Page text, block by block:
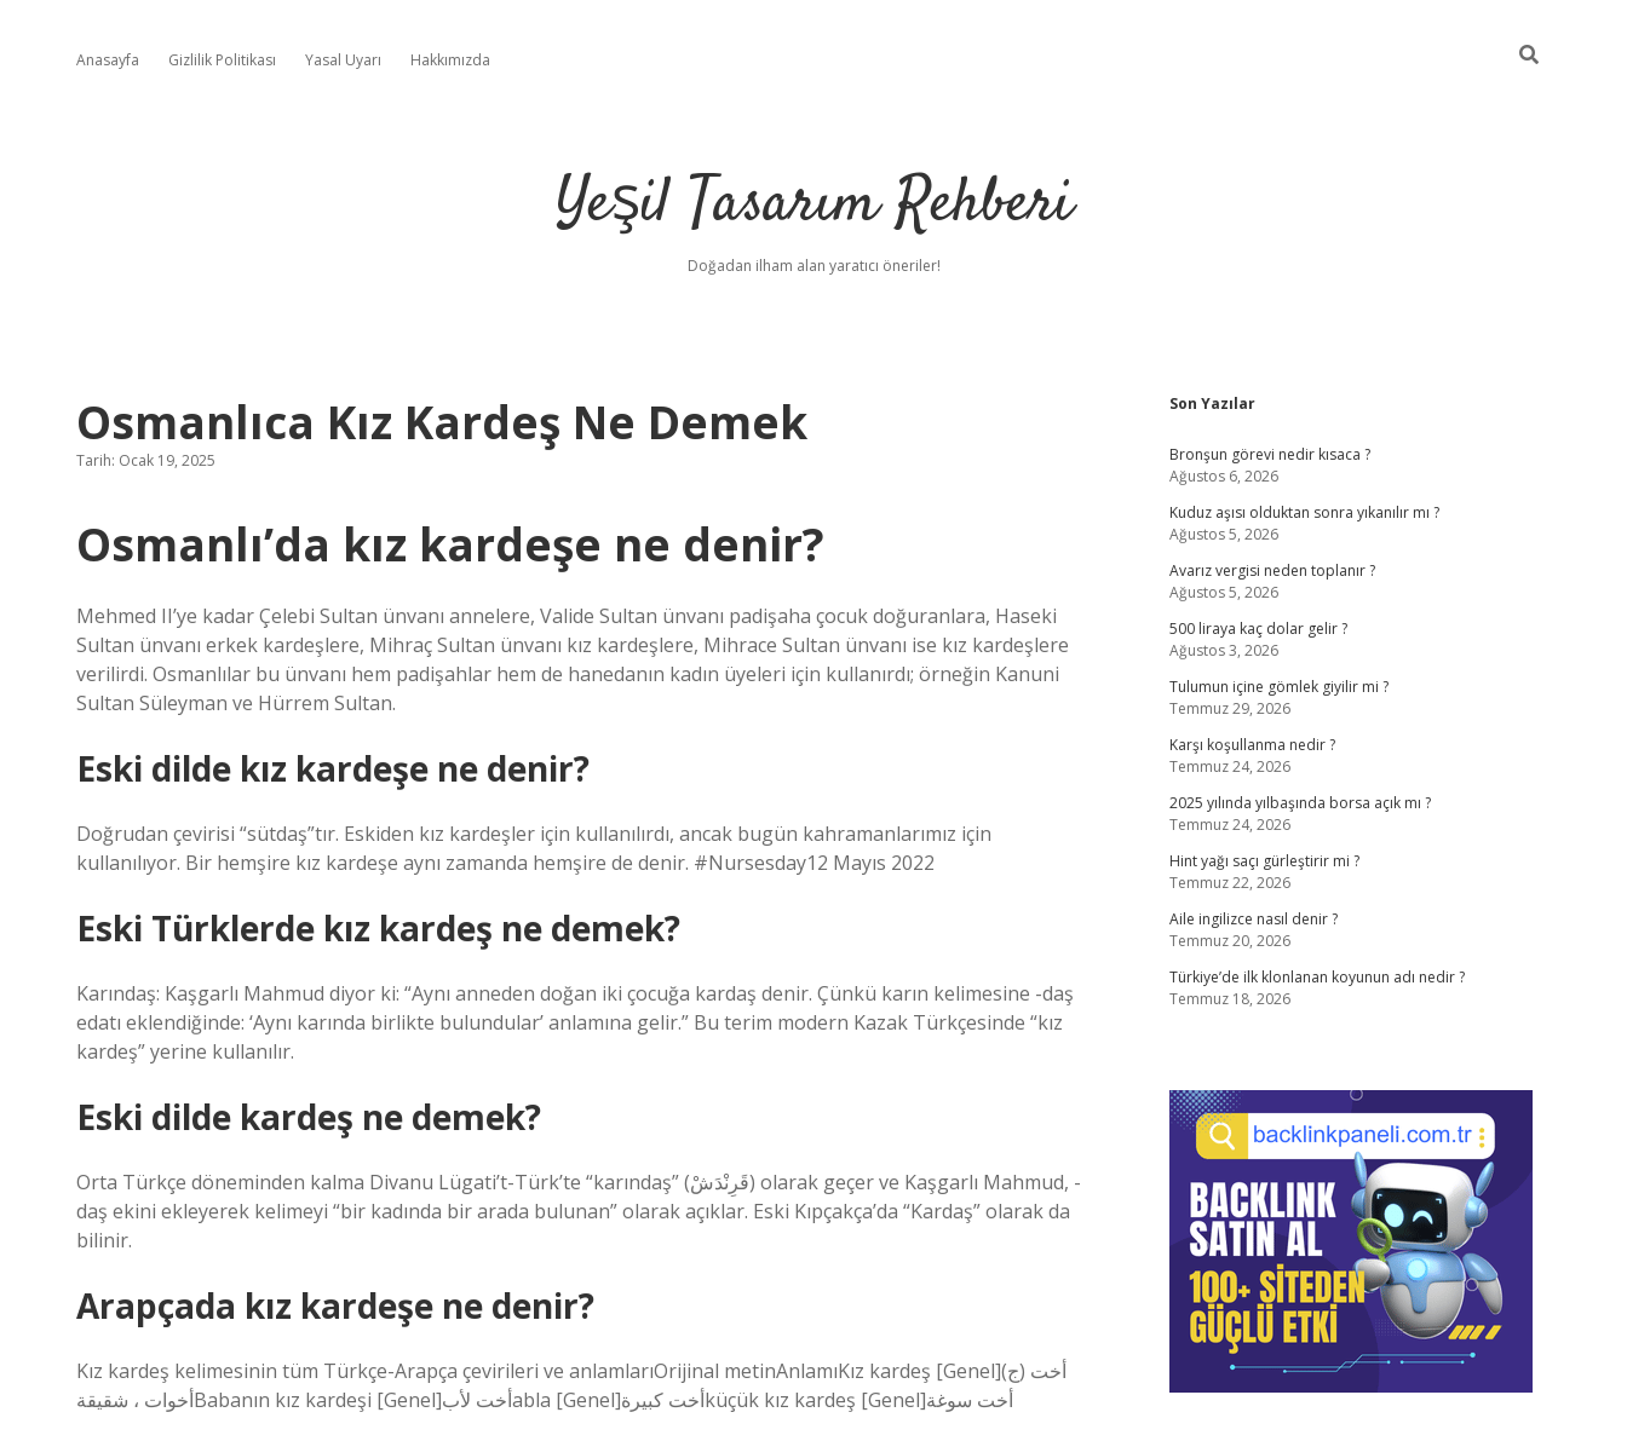
Anasayfa Gizlilik Politikası Yasal Uyarı Hakkımızda
Yeşil Tasarım Rehberi
Doğadan ilham alan yaratıcı öneriler!
Osmanlıca Kız Kardeş Ne Demek
Tarih: Ocak 19, 2025
Osmanlı’da kız kardeşe ne denir?
Mehmed II’ye kadar Çelebi Sultan ünvanı annelere, Valide Sultan ünvanı padişaha çocuk doğuranlara, Haseki
Sultan ünvanı erkek kardeşlere, Mihraç Sultan ünvanı kız kardeşlere, Mihrace Sultan ünvanı ise kız kardeşlere
verilirdi. Osmanlılar bu ünvanı hem padişahlar hem de hanedanın kadın üyeleri için kullanırdı; örneğin Kanuni
Sultan Süleyman ve Hürrem Sultan.
Eski dilde kız kardeşe ne denir?
Doğrudan çevirisi “sütdaş”tır. Eskiden kız kardeşler için kullanılırdı, ancak bugün kahramanlarımız için
kullanılıyor. Bir hemşire kız kardeşe aynı zamanda hemşire de denir. #Nursesday12 Mayıs 2022
Eski Türklerde kız kardeş ne demek?
Karındaş: Kaşgarlı Mahmud diyor ki: “Aynı anneden doğan iki çocuğa kardaş denir. Çünkü karın kelimesine -daş
edatı eklendiğinde: ‘Aynı karında birlikte bulundular’ anlamına gelir.” Bu terim modern Kazak Türkçesinde “kız
kardeş” yerine kullanılır.
Eski dilde kardeş ne demek?
Orta Türkçe döneminden kalma Divanu Lügati’t-Türk’te “karındaş” (قَرِنْدَشْ) olarak geçer ve Kaşgarlı Mahmud, -
daş ekini ekleyerek kelimeyi “bir kadında bir arada bulunan” olarak açıklar. Eski Kıpçakça’da “Kardaş” olarak da
bilinir.
Arapçada kız kardeşe ne denir?
Kız kardeş kelimesinin tüm Türkçe-Arapça çevirileri ve anlamlarıOrijinal metinAnlamıKız kardeş [Genel]أخت (ج)
أخوات ، شقيقةBabanın kız kardeşi [Genel]أخت لأبabla [Genel]أخت كبيرةküçük kız kardeş [Genel]أخت سوغة
Sidebar
Son Yazılar
Bronşun görevi nedir kısaca ?
Ağustos 6, 2026
Kuduz aşısı olduktan sonra yıkanılır mı ?
Ağustos 5, 2026
Avarız vergisi neden toplanır ?
Ağustos 5, 2026
500 liraya kaç dolar gelir ?
Ağustos 3, 2026
Tulumun içine gömlek giyilir mi ?
Temmuz 29, 2026
Karşı koşullanma nedir ?
Temmuz 24, 2026
2025 yılında yılbaşında borsa açık mı ?
Temmuz 24, 2026
Hint yağı saçı gürleştirir mi ?
Temmuz 22, 2026
Aile ingilizce nasıl denir ?
Temmuz 20, 2026
Türkiye’de ilk klonlanan koyunun adı nedir ?
Temmuz 18, 2026